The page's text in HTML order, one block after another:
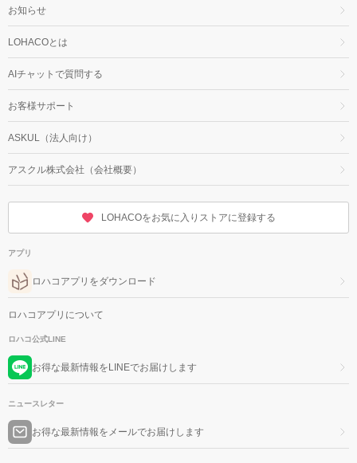
お知らせ
LOHACOとは
AIチャットで質問する
お客様サポート
ASKUL（法人向け）
アスクル株式会社（会社概要）
LOHACOをお気に入りストアに登録する
アプリ
ロハコアプリをダウンロード
ロハコアプリについて
ロハコ公式LINE
お得な最新情報をLINEでお届けします
ニュースレター
お得な最新情報をメールでお届けします